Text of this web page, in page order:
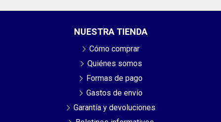
NUESTRA TIENDA
Cómo comprar
Quiénes somos
Formas de pago
Gastos de envío
Garantía y devoluciones